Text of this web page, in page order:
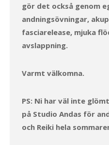
gör det också genom
andningsövningar,
fasciarelease, mjuka
avslappning.
Varmt välkomna.
PS: Ni har väl inte
på Studio Andas för
och Reiki hela